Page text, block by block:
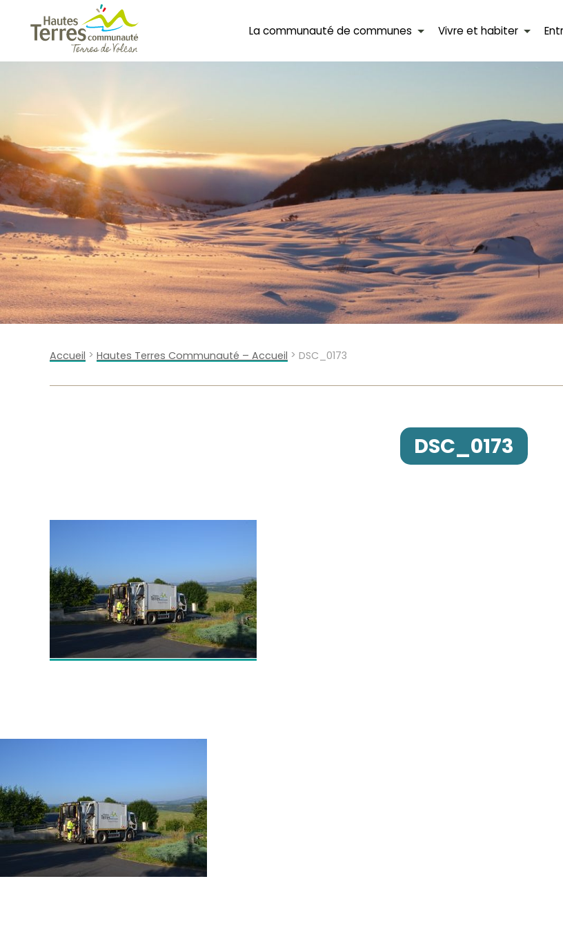
La communauté de communes Vivre et habiter
Accueil > Hautes Terres Communauté – Accueil > DSC_0173
DSC_0173